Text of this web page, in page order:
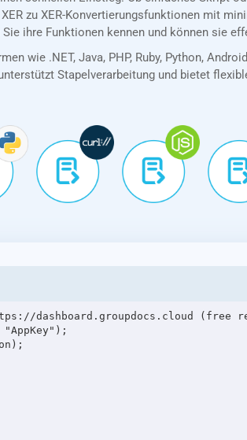
zu XER-Konvertierungsfunktionen mit
ihre Funktionen kennen und können sie
wie .NET, Java, PHP, Ruby, Python,
Stapelverarbeitung und bietet
dashboard.groupdocs.cloud